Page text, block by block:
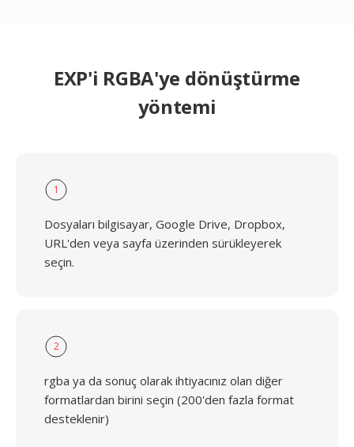
EXP'i RGBA'ye dönüştürme
yöntemi
1
Dosyaları bilgisayar, Google Drive, Dropbox,
URL'den veya sayfa üzerinden sürükleyerek
seçin.
2
rgba ya da sonuç olarak ihtiyacınız olan diğer
formatlardan birini seçin (200'den fazla format
desteklenir)